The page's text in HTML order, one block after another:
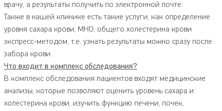
врачу, а результаты получить по электронной почте.
Также в нашей клинике есть такие услуги, как определение
уровня сахара крови, МНО, общего холестерина крови
экспресс-методом, т.е. узнать результаты можно сразу после
забора крови.
Что входит в комплекс обследования?
В комплекс обследования пациентов входят медицинские
анализы, которые позволяют оценить уровень сахара и
холестерина крови, изучить функцию печени, почек,
Липидный профиль
Биохимия крови
Коагулограмма (свертываемость крови: АЧТВ, ПТИ,
МНО, фибриноген, D-димер)
Анализ кала
Общий анализ мочи
Общий анализ крови (ОАК)
Анализы "Здоровое сердце и сосуды" (Мужчины 40+)